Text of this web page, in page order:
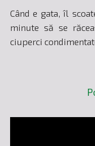
Când e gata, îl
minute să se
ciuperci